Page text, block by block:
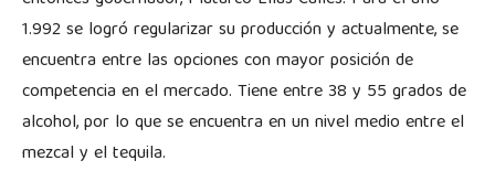
1.992 se logró regularizar su producción y actualmente, se
encuentra entre las opciones con mayor posición de
competencia en el mercado. Tiene entre 38 y 55 grados de
alcohol, por lo que se encuentra en un nivel medio entre el
mezcal y el tequila.